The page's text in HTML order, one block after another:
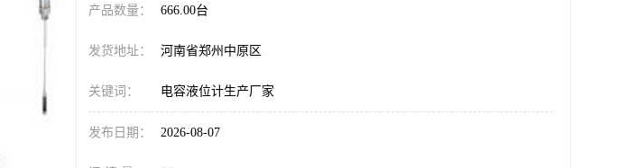
产品数量： 666.00台
发货地址： 河南省郑州中原区
关键词： 电容液位计生产厂家
发布日期： 2026-08-07